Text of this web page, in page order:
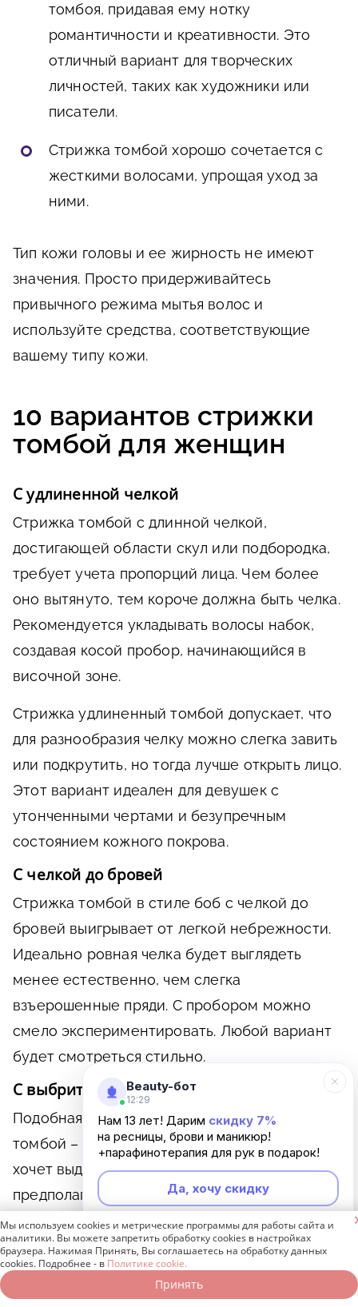
томбоя, придавая ему нотку
романтичности и креативности. Это
отличный вариант для творческих
личностей, таких как художники или
писатели.
Стрижка томбой хорошо сочетается с
жесткими волосами, упрощая уход за
ними.
Тип кожи головы и ее жирность не имеют
значения. Просто придерживайтесь
привычного режима мытья волос и
используйте средства, соответствующие
вашему типу кожи.
10 вариантов стрижки
томбой для женщин
С удлиненной челкой
Стрижка томбой с длинной челкой,
достигающей области скул или подбородка,
требует учета пропорций лица. Чем более
оно вытянуто, тем короче должна быть челка.
Рекомендуется укладывать волосы набок,
создавая косой пробор, начинающийся в
височной зоне.
Стрижка удлиненный томбой допускает, что
для разнообразия челку можно слегка завить
или подкрутить, но тогда лучше открыть лицо.
Этот вариант идеален для девушек с
утонченными чертами и безупречным
состоянием кожного покрова.
С челкой до бровей
Стрижка томбой в стиле боб с челкой до
бровей выигрывает от легкой небрежности.
Идеально ровная челка будет выглядеть
менее естественно, чем слегка
взъерошенные пряди. С пробором можно
смело экспериментировать. Любой вариант
будет смотреться стильно.
С выбритыми висками и затылком
Подобная корейская женская стрижка
томбой – это смелое решение для тех, кто
хочет выделиться из толпы. Этот стиль
предполагает короткую стрижку с акцентом
на выбритые участки.
Важно помнить, что темные оттенки
Beauty-бот
12:29
Нам 13 лет! Дарим скидку 7%
на ресницы, брови и маникюр!
+парафинотерапия для рук в подарок!
Да, хочу скидку
Неинтересно
Мы используем cookies и метрические программы для работы сайта и
аналитики. Вы можете запретить обработку cookies в настройках
браузера. Нажимая Принять, Вы соглашаетесь на обработку данных
cookies. Подробнее - в Политике cookie.
Принять